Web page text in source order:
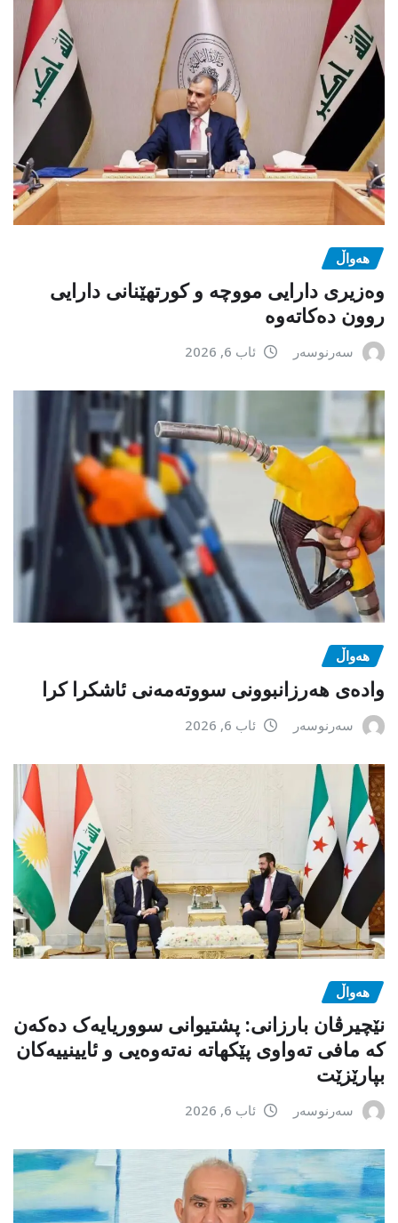
هەواڵ
وەزیری دارایی مووچە و کورتهێنانی دارایی
روون دەکاتەوە
سەرنوسەر ئاب 6, 2026
هەواڵ
وادەی هەرزانبوونی سووتەمەنی ئاشکرا کرا
سەرنوسەر ئاب 6, 2026
هەواڵ
نێچیرڤان بارزانی: پشتیوانی سووریایەک دەکەن
کە مافی تەواوی پێکهاتە نەتەوەیی و ئایینییەکان
بپارێزێت
سەرنوسەر ئاب 6, 2026